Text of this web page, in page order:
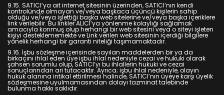
9.15. SATICI’ya ait internet sitesinin üzerinden, SATICI’nın kendi
kontrolünde olmayan ve/veya başkaca üçüncü kişilerin sahip
olduğu ve/veya işlettiği başka web sitelerine ve/veya başka içeriklere
link verilebilir. Bu linkler ALICI’ya yönlenme kolaylığı sağlamak
amacıyla konmuş olup herhangi bir web sitesini veya o siteyi işleten
kişiyi desteklememekte ve Link verilen web sitesinin içerdiği bilgilere
yönelik herhangi bir garanti niteliği taşımamaktadır.
9.16. İşbu sözleşme içerisinde sayılan maddelerden bir ya da
birkaçını ihlal eden üye işbu ihlal nedeniyle cezai ve hukuki olarak
şahsen sorumlu olup, SATICI’yı bu ihlallerin hukuki ve cezai
sonuçlarından ari tutacaktır. Ayrıca; işbu ihlal nedeniyle, olayın
hukuk alanına intikal ettirilmesi halinde, SATICI’nın üyeye karşı üyelik
sözleşmesine uyulmamasından dolayı tazminat talebinde
bulunma hakkı saklıdır.